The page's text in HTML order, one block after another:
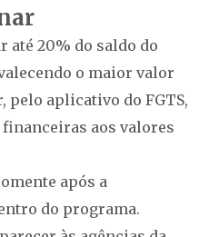
até 20% do saldo do
o maior valor
pelo aplicativo do FGTS,
aos valores
após a
do programa.